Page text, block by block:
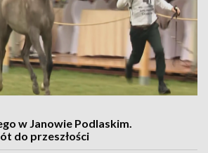
w Janowie Podlaskim.
do przeszłości